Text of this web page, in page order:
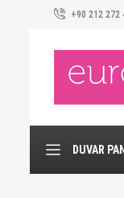
+90 212 272
DUVAR